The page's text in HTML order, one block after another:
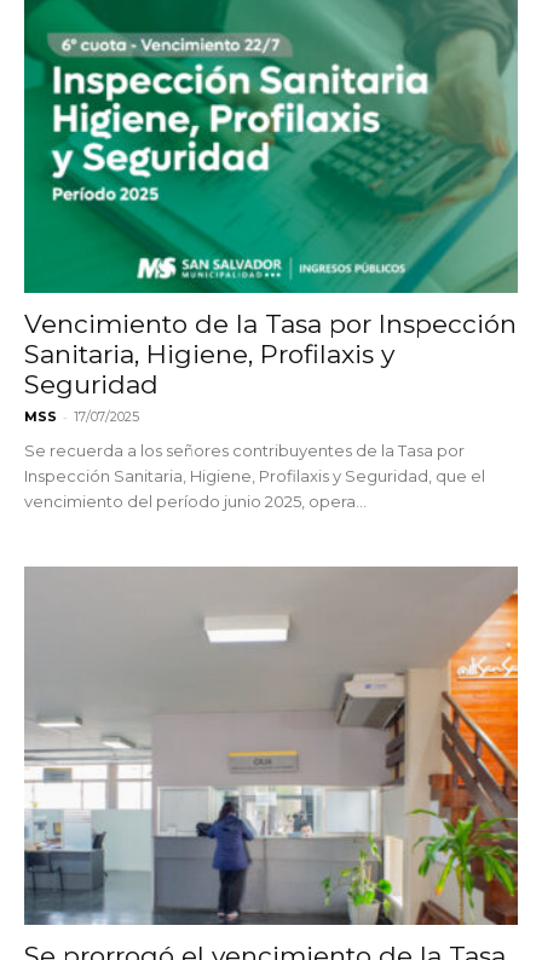
Vencimiento de la Tasa por Inspección
Sanitaria, Higiene, Profilaxis y
Seguridad
MSS - 17/07/2025
Se recuerda a los señores contribuyentes de la Tasa por
Inspección Sanitaria, Higiene, Profilaxis y Seguridad, que el
vencimiento del período junio 2025, opera...